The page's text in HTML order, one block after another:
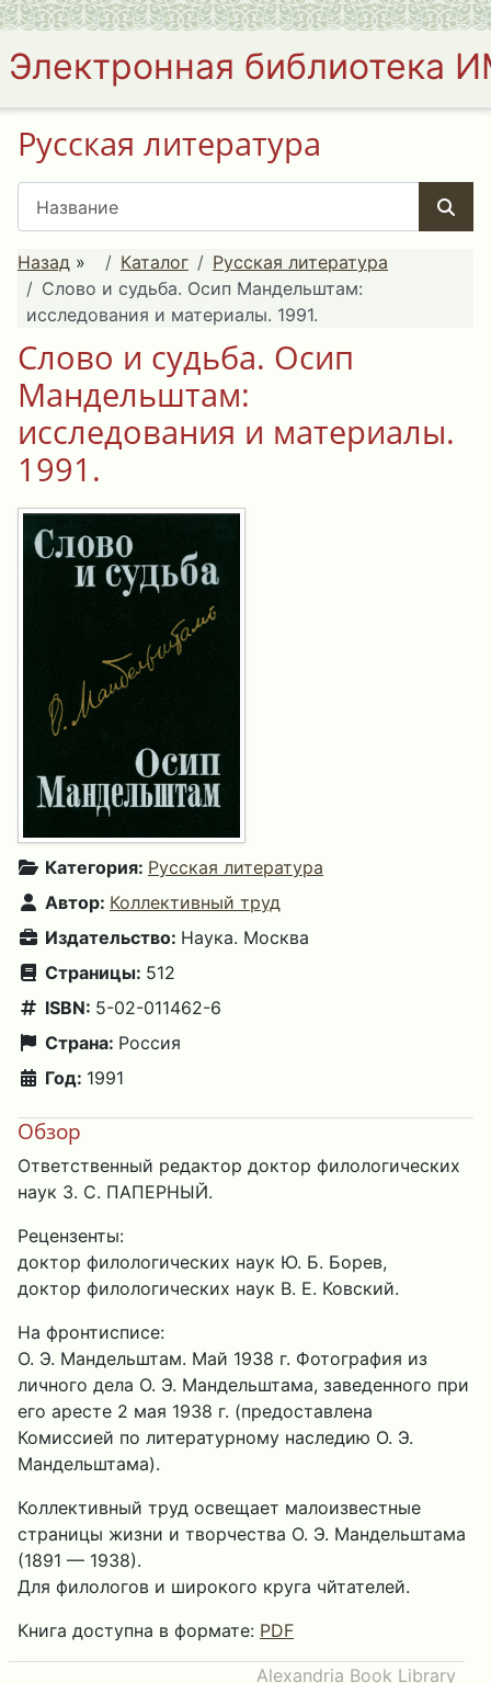
Электронная библиотека
Русская литература
Назад » Каталог
Русская литература
Слово и судьба. Осип Мандельштам:
исследования и материалы. 1991.
Слово и судьба. Осип
Мандельштам:
исследования и материалы.
1991.
Категория: Русская литература
Автор: Коллективный труд
Издательство: Наука. Москва
Страницы: 512
ISBN: 5-02-011462-6
Страна: Россия
Год: 1991
Обзор
Ответственный редактор доктор филологических
наук З. С. ПАПЕРНЫЙ.
Рецензенты:
доктор филологических наук Ю. Б. Борев,
доктор филологических наук В. Е. Ковский.
На фронтисписе:
О. Э. Мандельштам. Май 1938 г. Фотография из
личного дела О. Э. Мандельштама, заведенного при
его аресте 2 мая 1938 г. (предоставлена
Комиссией по литературному наследию О. Э.
Мандельштама).
Коллективный труд освещает малоизвестные
страницы жизни и творчества О. Э. Мандельштама
(1891 — 1938).
Для филологов и широкого круга чйтателей.
Книга доступна в формате: PDF
Alexandria Book Library